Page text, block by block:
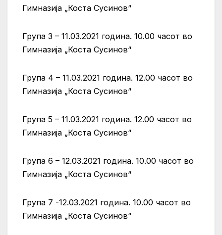
Гимназија „Коста Сусинов“
Група 3 – 11.03.2021 година. 10.00 часот во
Гимназија „Коста Сусинов“
Група 4 – 11.03.2021 година. 12.00 часот во
Гимназија „Коста Сусинов“
Група 5 – 11.03.2021 година. 12.00 часот во
Гимназија „Коста Сусинов“
Група 6 – 12.03.2021 година. 10.00 часот во
Гимназија „Коста Сусинов“
Група 7 -12.03.2021 година. 10.00 часот во
Гимназија „Коста Сусинов“